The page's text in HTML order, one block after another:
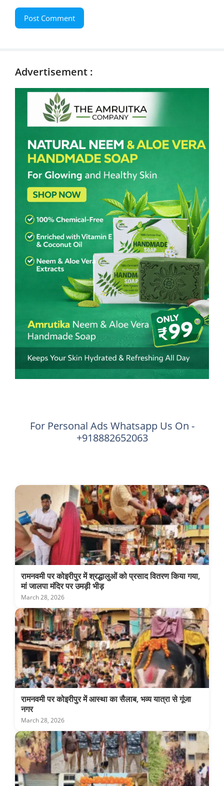
Advertisement :
For Personal Ads Whatsapp Us On -
+918882652063
रामनवमी पर कोइरीपुर में श्रद्धालुओं को प्रसाद वितरण किया गया,
मां जालपा मंदिर पर उमड़ी भीड़
March 28, 2026
रामनवमी पर कोइरीपुर में आस्था का सैलाब, भव्य यात्रा से गूंजा
नगर
March 28, 2026